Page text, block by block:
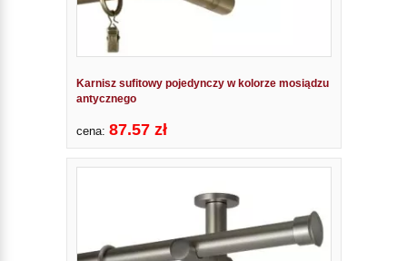
Karnisz sufitowy pojedynczy w kolorze mosiądzu
antycznego
cena: 87.57 zł